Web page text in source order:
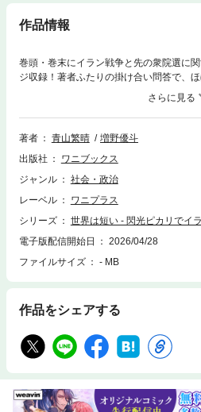
作品情報
巻頭・巻末にイラン戦争と先の衆院選に
ジ収録！著者ふたりの掛け合い問答で、
晴チャンネル『ぼくらの国会』ショート
が配信されており、１本あたりおおむね
440万回に達し、300万回、200万回もざ
る。本書はその「ショート動画」の初期
クを２～３ページで展開し、ややこしい
快な読後感がある。※二次元コードを読み
れているものもございます。）二次元コ
リーダーで読み込み、閲覧ください。読
拡大し、カメラが画像を読み込みやすい
さい。【著者プロフィール】青山繁晴（
院議員。環境副大臣。派閥ではない新し
義塾大学文学部中退、早稲田大学政治経
記者として活躍後、三菱総合研究所を経
立。平成28（2016）年、独研を退社し、
比例から出馬、大量得票で当選。２期目
に兵庫８区から出馬、圧勝で当選。純文
で、幅広い読者層を持つ。近著のノンフ
（須藤大阪市議との共著、ワニ・プラス
著者 青山繁晴
増野優斗
出版社
ワニブックス
ジャンル
社会・政治
レーベル
ワニプラス
シリーズ
世界は短い - 閃光ピカリでイ
電子版配信開始日
2026/04/28
ファイルサイズ
- MB
作品をシェアする